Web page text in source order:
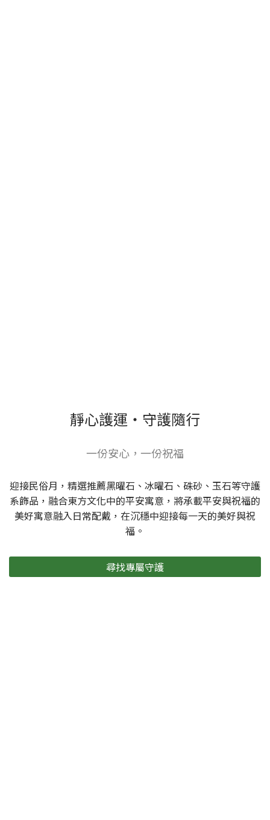
靜心護運・守護隨行
一份安心，一份祝福
迎接民俗月，精選推薦黑曜石、冰曜石、硃砂、玉石等守護
系飾品，融合東方文化中的平安寓意，將承載平安與祝福的
美好寓意融入日常配戴，在沉穩中迎接每一天的美好與祝
福。
尋找專屬守護